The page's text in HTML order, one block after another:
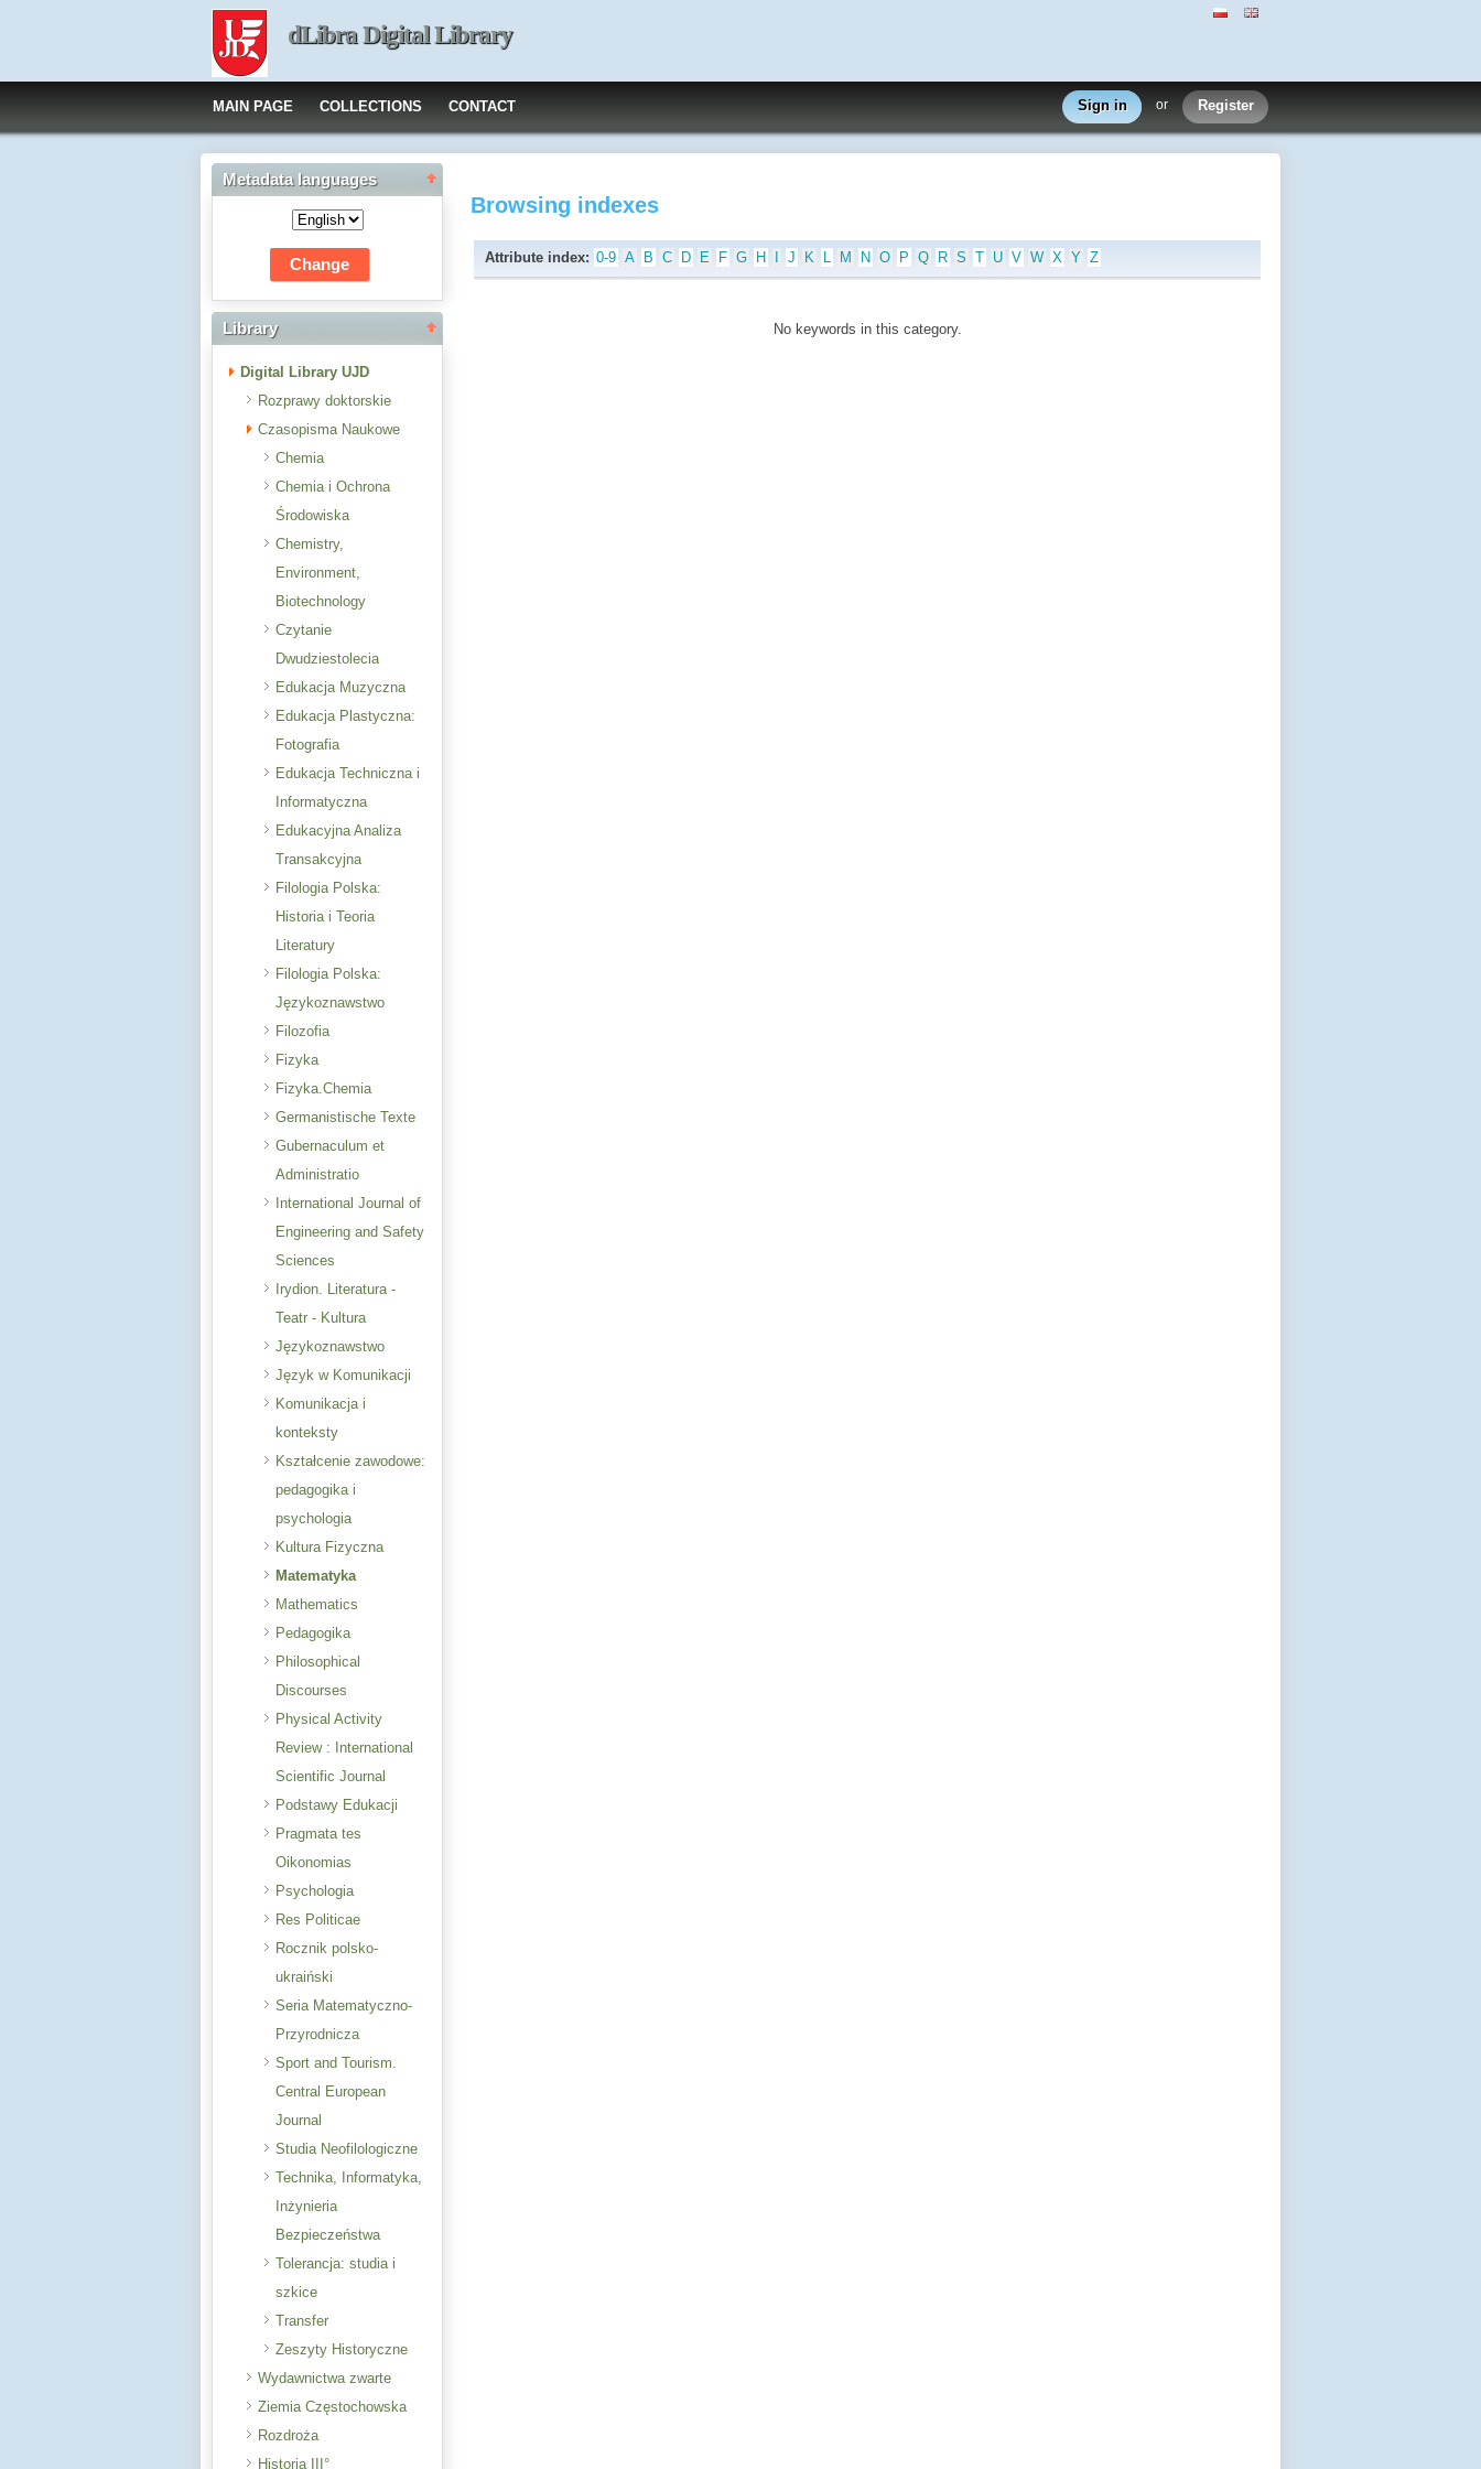
dLibra Digital Library
MAIN PAGE COLLECTIONS CONTACT Sign in or Register
Metadata languages
Library
Digital Library UJD
Rozprawy doktorskie
Czasopisma Naukowe
Chemia
Chemia i Ochrona
Środowiska
Chemistry,
Environment,
Biotechnology
Czytanie
Dwudziestolecia
Edukacja Muzyczna
Edukacja Plastyczna:
Fotografia
Edukacja Techniczna i
Informatyczna
Edukacyjna Analiza
Transakcyjna
Filologia Polska:
Historia i Teoria
Literatury
Filologia Polska:
Językoznawstwo
Filozofia
Fizyka
Fizyka.Chemia
Germanistische Texte
Gubernaculum et
Administratio
International Journal of
Engineering and Safety
Sciences
Irydion. Literatura -
Teatr - Kultura
Językoznawstwo
Język w Komunikacji
Komunikacja i
konteksty
Kształcenie zawodowe:
pedagogika i
psychologia
Kultura Fizyczna
Matematyka
Mathematics
Pedagogika
Philosophical
Discourses
Physical Activity
Review : International
Scientific Journal
Podstawy Edukacji
Pragmata tes
Oikonomias
Psychologia
Res Politicae
Rocznik polsko-
ukraiński
Seria Matematyczno-
Przyrodnicza
Sport and Tourism.
Central European
Journal
Studia Neofilologiczne
Technika, Informatyka,
Inżynieria
Bezpieczeństwa
Tolerancja: studia i
szkice
Transfer
Zeszyty Historyczne
Wydawnictwa zwarte
Ziemia Częstochowska
Rozdroża
Historia III°
Browsing indexes
Attribute index: 0-9 A B C D E F G H J K L M N O P Q R S T U V W X Y Z
No keywords in this category.